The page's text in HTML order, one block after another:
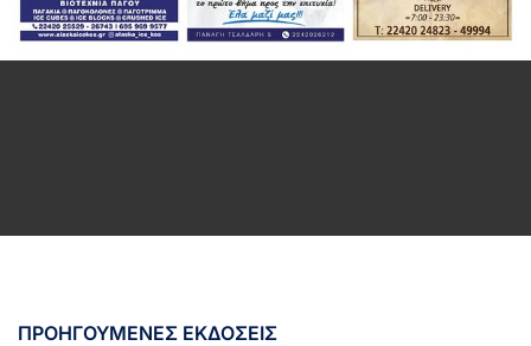
ΠΡΟΗΓΟΥΜΕΝΕΣ ΕΚΔΟΣΕΙΣ